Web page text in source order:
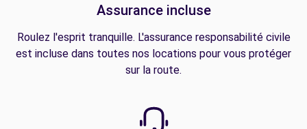
Assurance incluse
Roulez l'esprit tranquille. L'assurance responsabilité civile
est incluse dans toutes nos locations pour vous protéger
sur la route.